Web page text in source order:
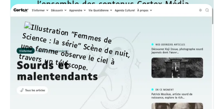
l'ensemble des contenus Cortex Média,
conçus pour être accessibles à tous, sous-
titrés et adaptés aux personnes sourdes et
malentendantes.
S'abonner